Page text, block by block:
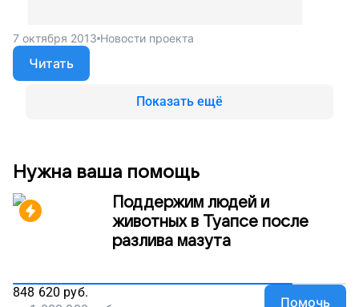
7 октября 2013 Новости проекта
Читать
Показать ещё
Нужна ваша помощь
Поддержим людей и
животных в Туапсе после
разлива мазута
848 620 руб.
Помочь